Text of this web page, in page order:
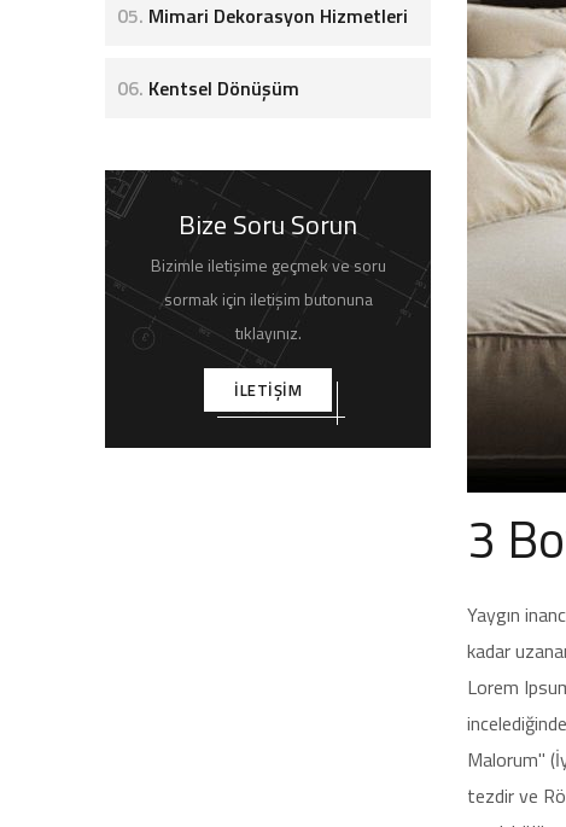
05. Mimari Dekorasyon Hizmetleri
06. Kentsel Dönüşüm
Bize Soru Sorun
Bizimle iletişime geçmek ve soru
sormak için iletişim butonuna
tıklayınız.
İLETİŞİM
3
Yaygın
kadar
Lorem
Malorum"
tezdir ve